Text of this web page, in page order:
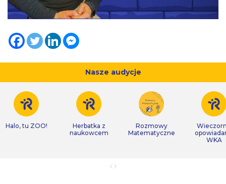
Nasze audycje
Halo, tu ZOO!
Herbatka z
naukowcem
Rozmowy
Matematyczne
WKA